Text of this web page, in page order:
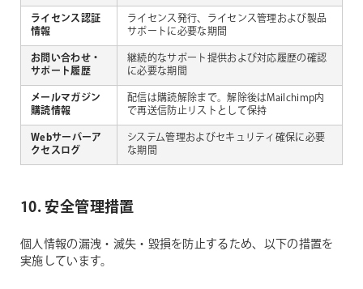
ライセンス認証
情報
ライセンス発行、ライセンス管理および製品
サポートに必要な期間
お問い合わせ・
サポート履歴
継続的なサポート提供および対応履歴の確認
に必要な期間
メールマガジン
購読情報
配信は購読解除まで。解除後はMailchimp内
で再送信防止リストとして保持
Webサーバーア
クセスログ
システム管理およびセキュリティ確保に必要
な期間
10. 安全管理措置
個人情報の漏洩・滅失・毀損を防止するため、以下の措置を
実施しています。